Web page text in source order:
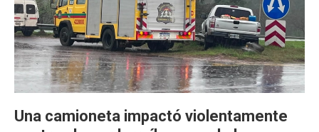
Una camioneta impactó violentamente